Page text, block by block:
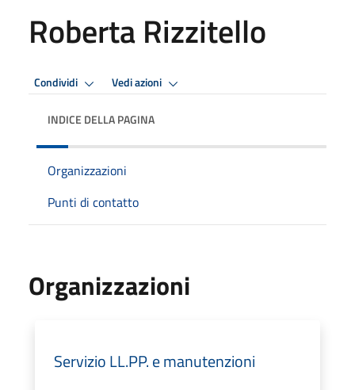
Roberta Rizzitello
Condividi Vedi azioni
INDICE DELLA PAGINA
Organizzazioni
Punti di contatto
Organizzazioni
Servizio LL.PP. e manutenzioni